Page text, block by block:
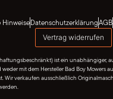
DatenschutzerklärungAGB
Vertrag widerrufen
ist ein unabhängiger,
mit dem Hersteller Bad Boy Mowers
Wir verkaufen ausschließlich